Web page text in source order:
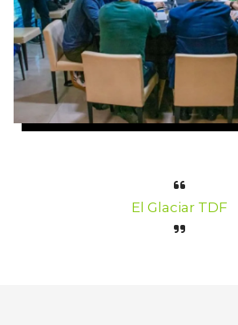
El Glaciar TDF